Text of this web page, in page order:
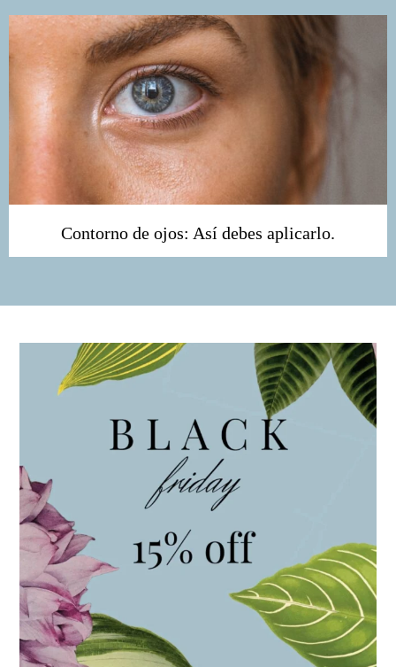
Contorno de ojos: Así debes aplicarlo.